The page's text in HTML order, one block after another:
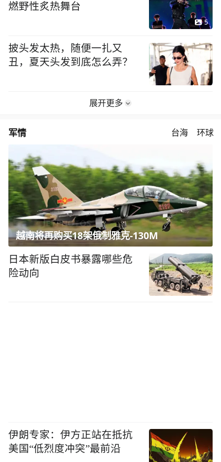
燃野性炙热舞台
5
披头发太热，随便一扎又
丑，夏天头发到底怎么弄？
展开更多
军情 台海 环球
越南将再购买18架俄制雅克-130M
日本新版白皮书暴露哪些危
险动向
伊朗专家：伊方正站在抵抗
美国“低烈度冲突”最前沿